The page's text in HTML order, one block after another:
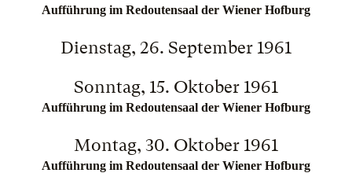
Aufführung im Redoutensaal der Wiener Hofburg
Dienstag, 26. September 1961
Sonntag, 15. Oktober 1961
Aufführung im Redoutensaal der Wiener Hofburg
Montag, 30. Oktober 1961
Aufführung im Redoutensaal der Wiener Hofburg